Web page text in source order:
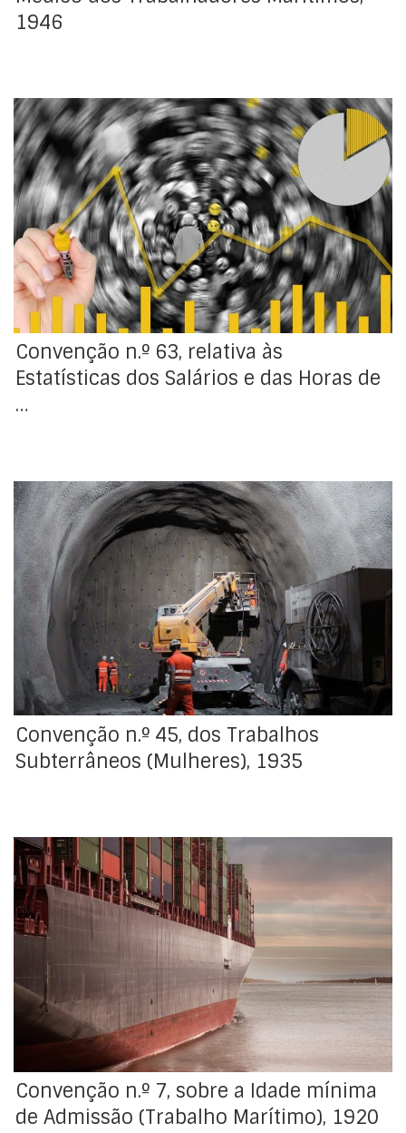
1946
Adotada pela Conferência Geral da Organização
Internacional do Trabalho, na sua 24ª Sessão, realizada
em Genebra, em 20 de junho de 1938. Deixou de estar
aberta à ratificação após entrada em vigor da
Convenção n.º 160 que a revê. Denunciada
automaticamente na sequência da ratificação da
Convenção n.º 160. Decreto […]
Convenção n.º 63, relativa às
Estatísticas dos Salários e das Horas de
…
Adotada pela Conferência Geral da Organização
Internacional do Trabalho, na sua 19ª Sessão, realizada
em Genebra, em 21 de junho de 1935. Decreto de
aprovação : Decreto-Lei n.º 27891, de 26 de julho de
1937 Carta de ratificação : Carta de Confirmação e
Ratificação, de 20 de novembro de 1937 […]
Convenção n.º 45, dos Trabalhos
Subterrâneos (Mulheres), 1935
Adotada pela Conferência Geral da Organização
Internacional do Trabalho, na sua 2ª Sessão, realizada
em Génova, em 9 de julho de 1920. Revista pela
Convenção n.º 138. Denunciada automaticamente na
sequência da ratificação da Convenção n.º 138.
Resolução de aprovação : Decreto-Lei n.º 43020, de 15
de junho de 1960 […]
Convenção n.º 7, sobre a Idade mínima
de Admissão (Trabalho Marítimo), 1920